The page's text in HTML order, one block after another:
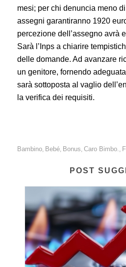
mesi; per chi denuncia meno
assegni garantiranno 1920
percezione dell’assegno avrà
Sarà l’Inps a chiarire
delle domande. Ad avanzare
un genitore, fornendo
sarà sottoposta al vaglio
la verifica dei requisiti.
Bambino, Bebé, Bonus, Caro Bimbo.,
POST